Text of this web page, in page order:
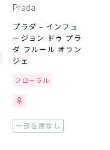
Prada
プラダ – インフュ
ージョン ドゥ プラ
ダ フルール オラン
ジェ
フローラル
一部在庫なし